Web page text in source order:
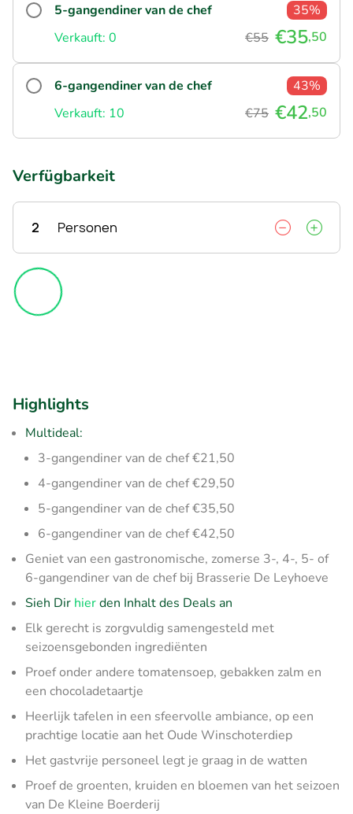
5-gangendiner van de chef
35%
Verkauft: 0
€55 €35,50
6-gangendiner van de chef
43%
Verkauft: 10
€75 €42,50
Verfügbarkeit
2 Personen
Highlights
Multideal:
3-gangendiner van de chef €21,50
4-gangendiner van de chef €29,50
5-gangendiner van de chef €35,50
6-gangendiner van de chef €42,50
Geniet van een gastronomische, zomerse 3-, 4-, 5- of
6-gangendiner van de chef bij Brasserie De Leyhoeve
Sieh Dir hierden Inhalt des Deals an
Elk gerecht is zorgvuldig samengesteld met
seizoensgebonden ingrediënten
Proef onder andere tomatensoep, gebakken zalm en
een chocoladetaartje
Heerlijk tafelen in een sfeervolle ambiance, op een
prachtige locatie aan het Oude Winschoterdiep
Het gastvrije personeel legt je graag in de watten
Proef de groenten, kruiden en bloemen van het seizoen
van De Kleine Boerderij